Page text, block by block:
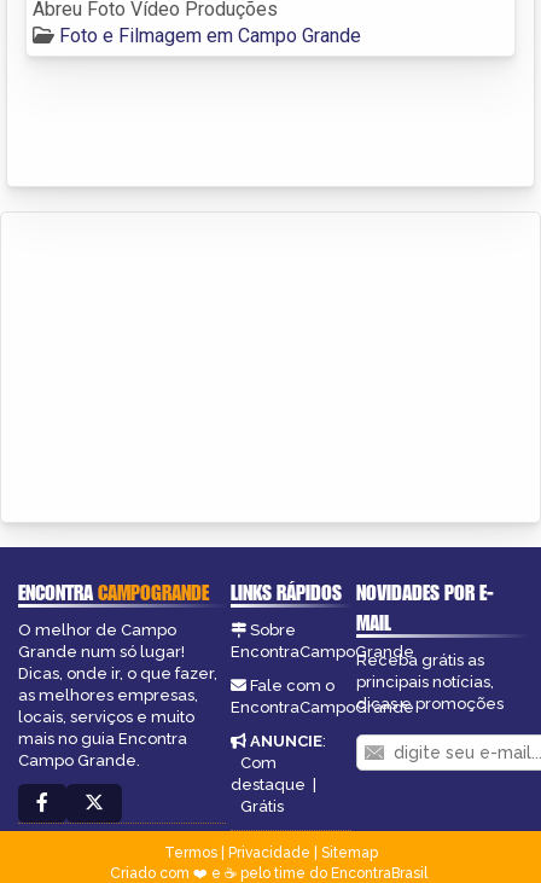
Abreu Foto Vídeo Produções
Foto e Filmagem em Campo Grande
ENCONTRACAMPOGRANDE
O melhor de Campo
Grande num só lugar!
Dicas, onde ir, o que fazer,
as melhores empresas,
locais, serviços e muito
mais no guia Encontra
Campo Grande.
LINKS RÁPIDOS
Sobre
EncontraCampoGrande
Fale com o
EncontraCampoGrande
ANUNCIE:
Com
destaque |
Grátis
NOVIDADES POR E-
MAIL
Receba grátis as
principais notícias,
dicas e promoções
Termos| Privacidade
Sitemap
Criado com ❤️ e ☕ pelo time do EncontraBrasil